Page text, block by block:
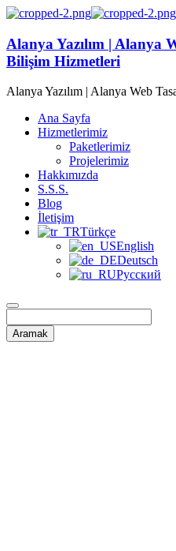
Alanya Yazılım | Alanya
Bilişim Hizmetleri
Alanya Yazılım | Alanya Web
Ana Sayfa
Hizmetlerimiz
Paketlerimiz
Projelerimiz
Hakkımızda
S.S.S.
Blog
İletişim
Türkçe
English
Deutsch
Русский